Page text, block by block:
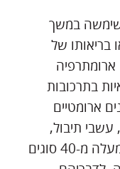
שימשה במשך
או בריאותו של
ארומתרפיה
בתרכובות
ארומטיים
תיבול,
עצים ופרחים למטרות רפואיות, ולמעלה מ-40 סוגים